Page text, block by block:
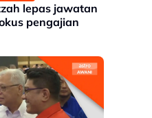
lepas jawatan
pengajian